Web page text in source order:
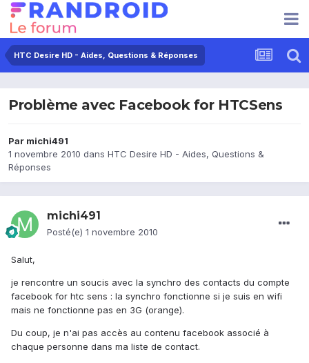
HTC Desire HD - Aides, Questions & Réponses
Problème avec Facebook for HTCSens
Par michi491
1 novembre 2010 dans HTC Desire HD - Aides, Questions &
Réponses
michi491
Posté(e) 1 novembre 2010
Salut,
je rencontre un soucis avec la synchro des contacts du compte
facebook for htc sens : la synchro fonctionne si je suis en wifi
mais ne fonctionne pas en 3G (orange).
Du coup, je n'ai pas accès au contenu facebook associé à
chaque personne dans ma liste de contact.